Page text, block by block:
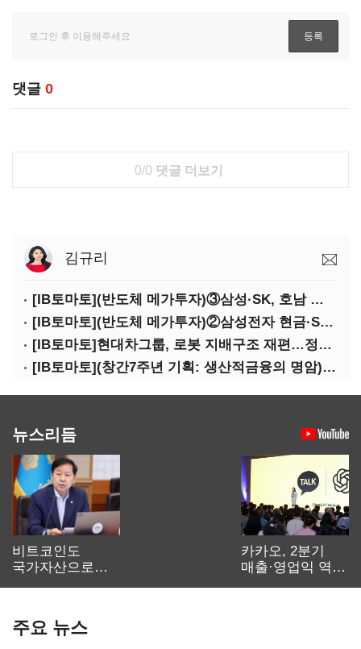
댓글 0
0/0 댓글 더보기
김규리
[IB토마토](반도체 메가투자)③삼성·SK, 호남 동시 출격…인력·협력사 쟁탈전
[IB토마토](반도체 메가투자)②삼성전자 현금·SDI 차입…엇갈린 2655조 투자체력
[IB토마토]현대차그룹, 로봇 지배구조 재편…정의선 1245억 추가 투입 유력
[IB토마토](창간7주년 기획: 생산적금융의 명암)③선택받은 산업, 커진 자금격차
뉴스리듬
비트코인도
국가자산으로…'
카카오, 2분기
매출·영업익 역대
주요 뉴스